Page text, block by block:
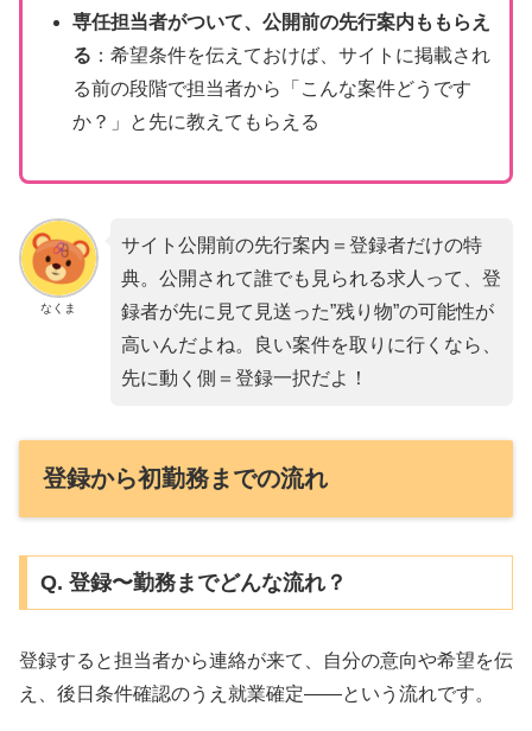
専任担当者がついて、公開前の先行案内ももらえ
る ：希望条件を伝えておけば、サイトに掲載され
る前の段階で担当者から「こんな案件どうです
か？」と先に教えてもらえる
なくま
サイト公開前の先行案内＝登録者だけの特
典。公開されて誰でも見られる求人って、登
録者が先に見て見送った”残り物”の可能性が
高いんだよね。良い案件を取りに行くなら、
先に動く側＝登録一択だよ！
登録から初勤務までの流れ
Q. 登録〜勤務までどんな流れ？
登録すると担当者から連絡が来て、自分の意向や希望を伝
え、後日条件確認のうえ就業確定——という流れです。